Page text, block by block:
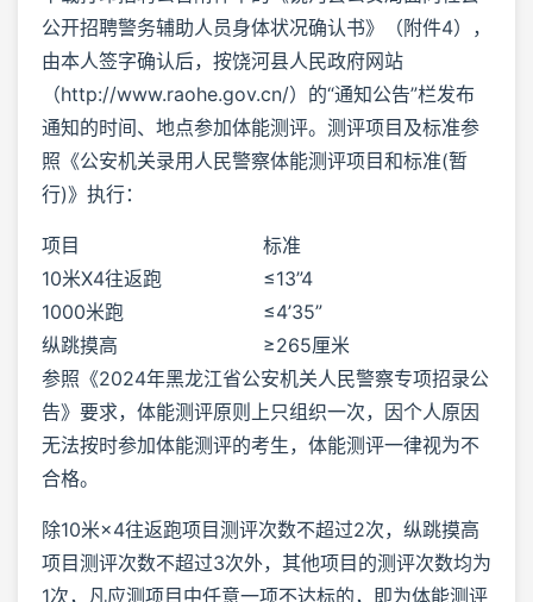
公开招聘警务辅助人员身体状况确认书》（附件4），
由本人签字确认后，按饶河县人民政府网站
（http://www.raohe.gov.cn/）的“通知公告”栏发布
通知的时间、地点参加体能测评。测评项目及标准参
照《公安机关录用人民警察体能测评项目和标准(暂
行)》执行：
项目
标准
10米X4往返跑
≤13”4
1000米跑
≤4’35”
纵跳摸高
≥265厘米
参照《2024年黑龙江省公安机关人民警察专项招录公
告》要求，体能测评原则上只组织一次，因个人原因
无法按时参加体能测评的考生，体能测评一律视为不
合格。
除10米×4往返跑项目测评次数不超过2次，纵跳摸高
项目测评次数不超过3次外，其他项目的测评次数均为
1次，凡应测项目中任意一项不达标的，即为体能测评